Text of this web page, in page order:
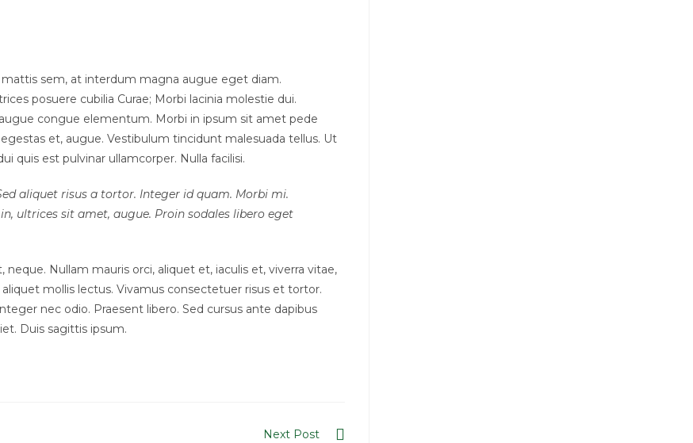
sem, at interdum magna augue eget diam.
posuere cubilia Curae; Morbi lacinia molestie dui.
congue elementum. Morbi in ipsum sit amet pede
et, augue. Vestibulum tincidunt malesuada tellus. Ut
quis est pulvinar ullamcorper. Nulla facilisi.
aliquet risus a tortor. Integer id quam. Morbi mi.
ultrices sit amet, augue. Proin sodales libero eget
Nullam mauris orci, aliquet et, iaculis et, viverra vitae,
mollis lectus. Vivamus consectetuer risus et tortor.
nec odio. Praesent libero. Sed cursus ante dapibus
Duis sagittis ipsum.
Next Post